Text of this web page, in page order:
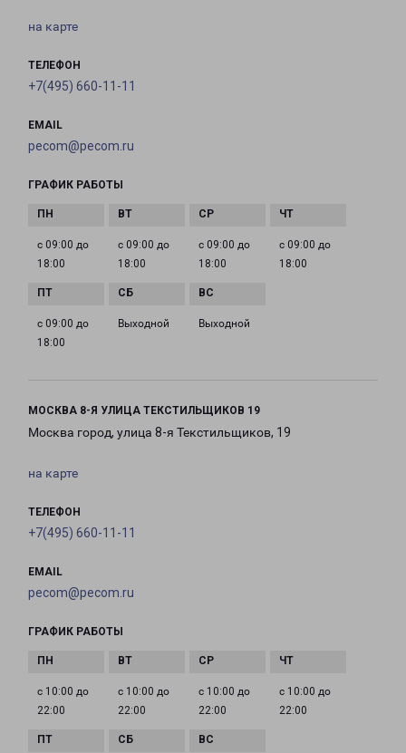
на карте
ТЕЛЕФОН
+7(495) 660-11-11
EMAIL
pecom@pecom.ru
ГРАФИК РАБОТЫ
с 09:00 до
18:00
с 09:00 до
18:00
с 09:00 до
18:00
с 09:00 до
18:00
с 09:00 до
18:00
Выходной Выходной
МОСКВА 8-Я УЛИЦА ТЕКСТИЛЬЩИКОВ 19
Москва город, улица 8-я Текстильщиков, 19
на карте
ТЕЛЕФОН
+7(495) 660-11-11
EMAIL
pecom@pecom.ru
ГРАФИК РАБОТЫ
с 10:00 до
22:00
с 10:00 до
22:00
с 10:00 до
22:00
с 10:00 до
22:00